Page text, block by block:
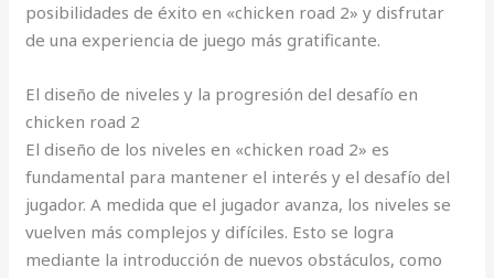
posibilidades de éxito en «chicken road 2» y disfrutar
de una experiencia de juego más gratificante.
El diseño de niveles y la progresión del desafío en
chicken road 2
El diseño de los niveles en «chicken road 2» es
fundamental para mantener el interés y el desafío del
jugador. A medida que el jugador avanza, los niveles se
vuelven más complejos y difíciles. Esto se logra
mediante la introducción de nuevos obstáculos, como